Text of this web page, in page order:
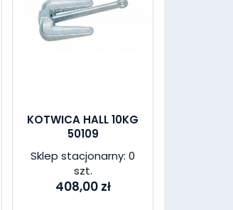
KOTWICA HALL 10KG
50109
Sklep stacjonarny: 0
szt.
408,00 zł